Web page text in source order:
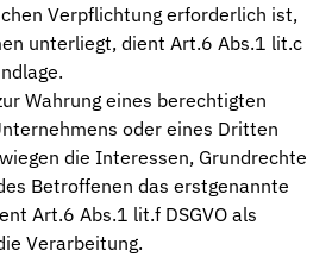
Verpflichtung erforderlich ist,
unterliegt, dient Art.6 Abs.1 lit.c
Wahrung eines berechtigten
oder eines Dritten
die Interessen, Grundrechte
Betroffenen das erstgenannte
Art.6 Abs.1 lit.f DSGVO als
Verarbeitung.